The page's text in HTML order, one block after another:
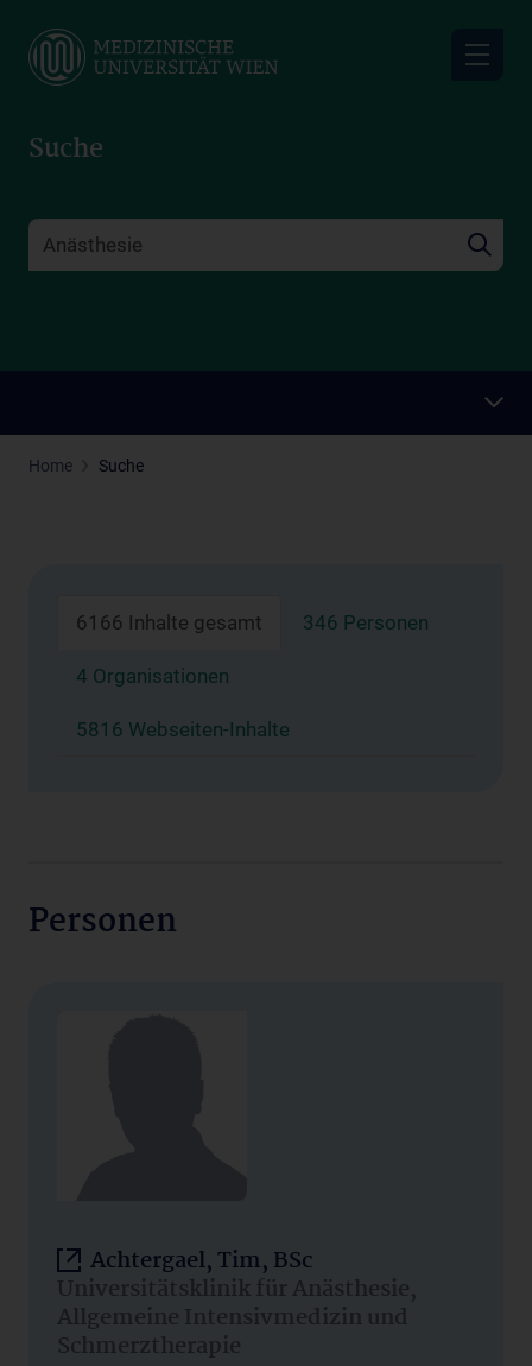
main
Suche
Home Suche
6166 Inhalte gesamt 346 Personen
4 Organisationen
5816 Webseiten-Inhalte
Personen
Achtergael, Tim, BSc
Universitätsklinik für Anästhesie,
Allgemeine Intensivmedizin und
Schmerztherapie